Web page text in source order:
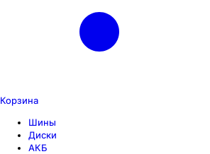
Корзина
Шины
Диски
АКБ